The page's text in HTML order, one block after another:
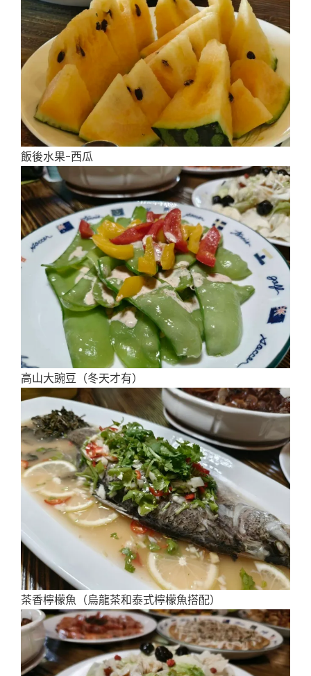
飯後水果-西瓜
高山大豌豆（冬天才有）
茶香檸檬魚（烏龍茶和泰式檸檬魚搭配）